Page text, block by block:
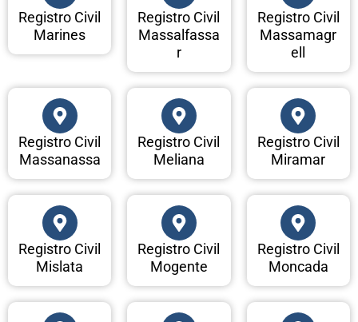
Registro Civil
Marines
Registro Civil
Massalfassa
r
Registro Civil
Massamagr
ell
Registro Civil
Massanassa
Registro Civil
Meliana
Registro Civil
Miramar
Registro Civil
Mislata
Registro Civil
Mogente
Registro Civil
Moncada